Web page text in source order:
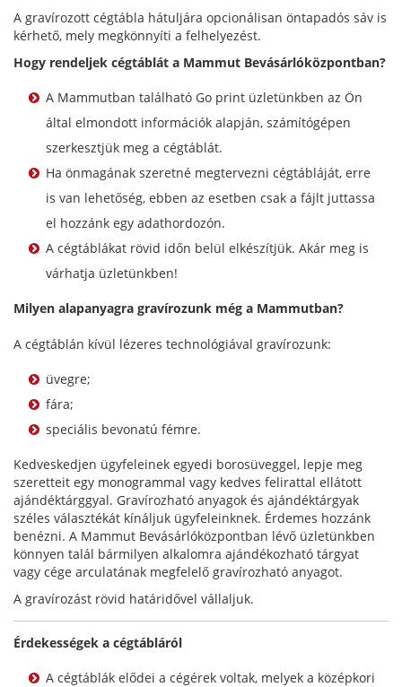
A gravírozott cégtábla hátuljára opcionálisan öntapadós sáv is
kérhető, mely megkönnyíti a felhelyezést.
Hogy rendeljek cégtáblát a Mammut Bevásárlóközpontban?
A Mammutban található Go print üzletünkben az Ön
által elmondott információk alapján, számítógépen
szerkesztjük meg a cégtáblát.
Ha önmagának szeretné megtervezni cégtábláját, erre
is van lehetőség, ebben az esetben csak a fájlt juttassa
el hozzánk egy adathordozón.
A cégtáblákat rövid időn belül elkészítjük. Akár meg is
várhatja üzletünkben!
Milyen alapanyagra gravírozunk még a Mammutban?
A cégtáblán kívül lézeres technológiával gravírozunk:
üvegre;
fára;
speciális bevonatú fémre.
Kedveskedjen ügyfeleinek egyedi borosüveggel, lepje meg
szeretteit egy monogrammal vagy kedves felirattal ellátott
ajándéktárggyal. Gravírozható anyagok és ajándéktárgyak
széles választékát kínáljuk ügyfeleinknek. Érdemes hozzánk
benézni. A Mammut Bevásárlóközpontban lévő üzletünkben
könnyen talál bármilyen alkalomra ajándékozható tárgyat
vagy cége arculatának megfelelő gravírozható anyagot.
A gravírozást rövid határidővel vállaljuk.
Érdekességek a cégtábláról
A cégtáblák elődei a cégérek voltak, melyek a középkori